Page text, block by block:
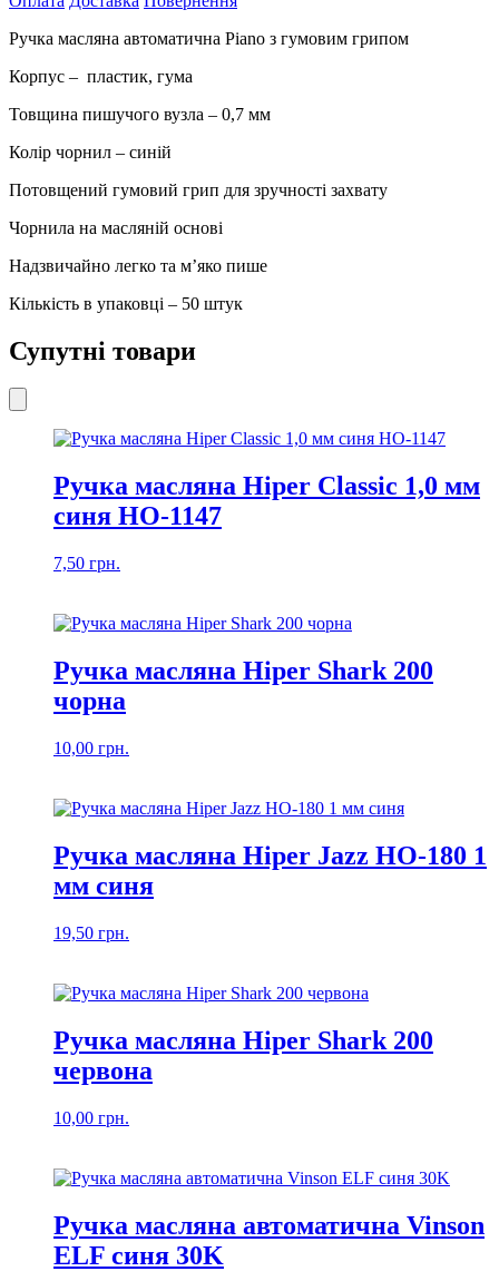
синя
мм
кількість
Ручка масляна автоматична Piano з гумовим грипом
Корпус – пластик, гума
Товщина пишучого вузла – 0,7 мм
Колір чорнил – синій
Потовщений гумовий грип для зручності захвату
Чорнила на масляній основі
Надзвичайно легко та м’яко пише
Кількість в упаковці – 50 штук
Супутні товари
Ручка масляна Hiper Classic 1,0 мм
синя HO-1147
7,50 грн.
Ручка масляна Hiper Shark 200
чорна
10,00 грн.
Ручка масляна Hiper Jazz HO-180 1
мм синя
19,50 грн.
Ручка масляна Hiper Shark 200
червона
10,00 грн.
Ручка масляна автоматична Vinson
ELF синя 30K